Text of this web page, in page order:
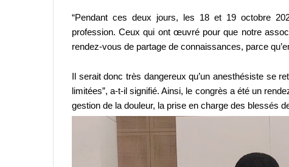
“Pendant ces deux jours, les 18 et 19 octobre
profession. Ceux qui ont œuvré pour que notre
rendez-vous de partage de connaissances, parce
Il serait donc très dangereux qu’un anesthésiste se
limitées”, a-t-il signifié.Ainsi, le congrès a été un
gestion de la douleur, la prise en charge des blessés